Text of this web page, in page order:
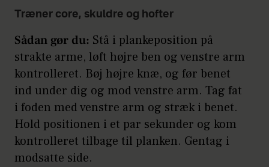
Træner core, skuldre og hofter
Sådan gør du: Stå i plankeposition på
strakte arme, løft højre ben og venstre arm
kontrolleret. Bøj højre knæ, og før benet
ind under dig og mod venstre arm. Tag fat
i foden med venstre arm og stræk i benet.
Hold positionen i et par sekunder og kom
kontrolleret tilbage til planken. Gentag i
modsatte side.